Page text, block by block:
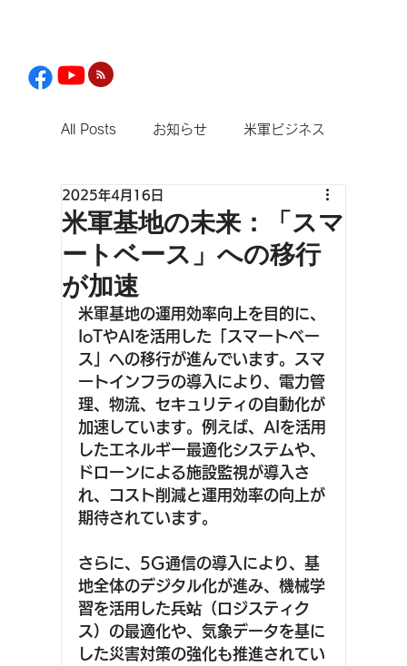
All Posts お知らせ 米軍ビジネス
観光
米軍基地の未来：「スマ
ートベース」への移行
が加速
2025年4月16日
米軍基地の運用効率向上を目的に、
IoTやAIを活用した「スマートベー
ス」への移行が進んでいます。スマ
ートインフラの導入により、電力管
理、物流、セキュリティの自動化が
加速しています。例えば、AIを活用
したエネルギー最適化システムや、
ドローンによる施設監視が導入さ
れ、コスト削減と運用効率の向上が
期待されています。
さらに、5G通信の導入により、基
地全体のデジタル化が進み、機械学
習を活用した兵站（ロジスティク
ス）の最適化や、気象データを基に
した災害対策の強化も推進されてい